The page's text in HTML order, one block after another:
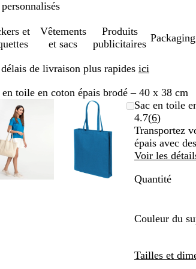
et
Vêtements
et sacs
Produits
publicitaires
Packaging
de livraison plus rapides ici
en toile en coton épais brodé – 40 x 38 cm
Image
zoomable
Zoom
au
minimum
Cliquez
pour
développer
Utilisez
les
touches
plus
et
moins
pour
Image
zoomable
Zoom
au
minimum
Cliquez
pour
développer
Utilisez
les
touches
plus
moins
pour
Sac en toile
4.7(6Lire
les
6
avis
)
Transportez
épais avec
Voir les
Quantité
Couleur du
a
r
u
e
e
a
ia
tTailles et